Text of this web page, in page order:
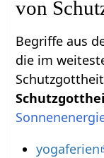
Begriffe aus
die im
yogaferien